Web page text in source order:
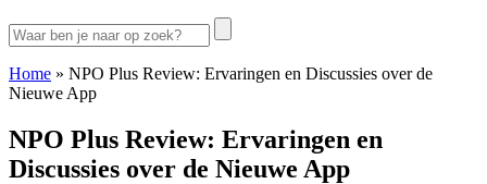
Home » NPO Plus Review: Ervaringen en Discussies over de
Nieuwe App
NPO Plus Review: Ervaringen en
Discussies over de Nieuwe App